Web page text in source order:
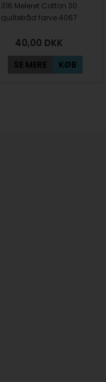
316 Meleret Cotton 30
quiltetråd farve 4067
40,00 DKK
SE MERE KØB